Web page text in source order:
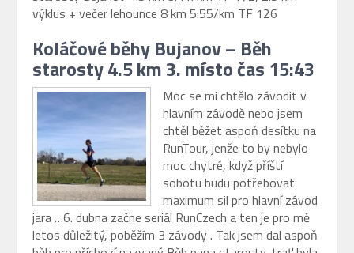
výklus + večer lehounce 8 km 5:55/km TF 126
Koláčové běhy Bujanov – Běh
starosty 4.5 km 3. místo čas 15:43
Moc se mi chtělo závodit v
hlavním závodě nebo jsem
chtěl běžet aspoň desítku na
RunTour, jenže to by nebylo
moc chytré, když příští
sobotu budu potřebovat
maximum sil pro hlavní závod
jara …6. dubna začne seriál RunCzech a ten je pro mě
letos důležitý, poběžím 3 závody . Tak jsem dal aspoň